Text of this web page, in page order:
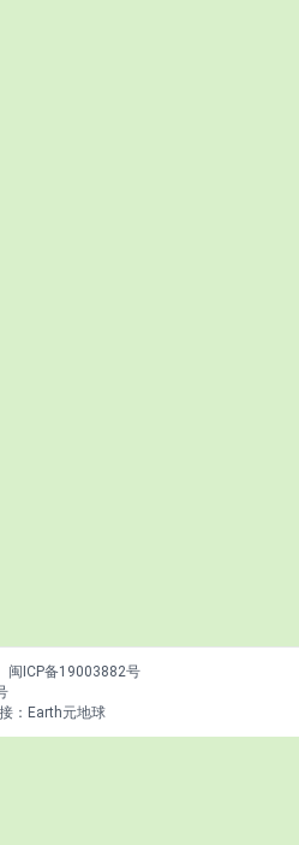
闽ICP备19003882号
： Earth元地球